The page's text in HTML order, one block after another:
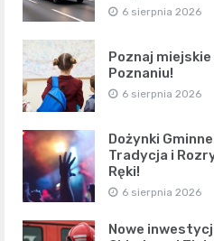
6 sierpnia 2026
Poznaj
Poznaniu!
6 sierpnia 2026
Dożynki
Tradycja i
Ręki!
6 sierpnia 2026
Nowe